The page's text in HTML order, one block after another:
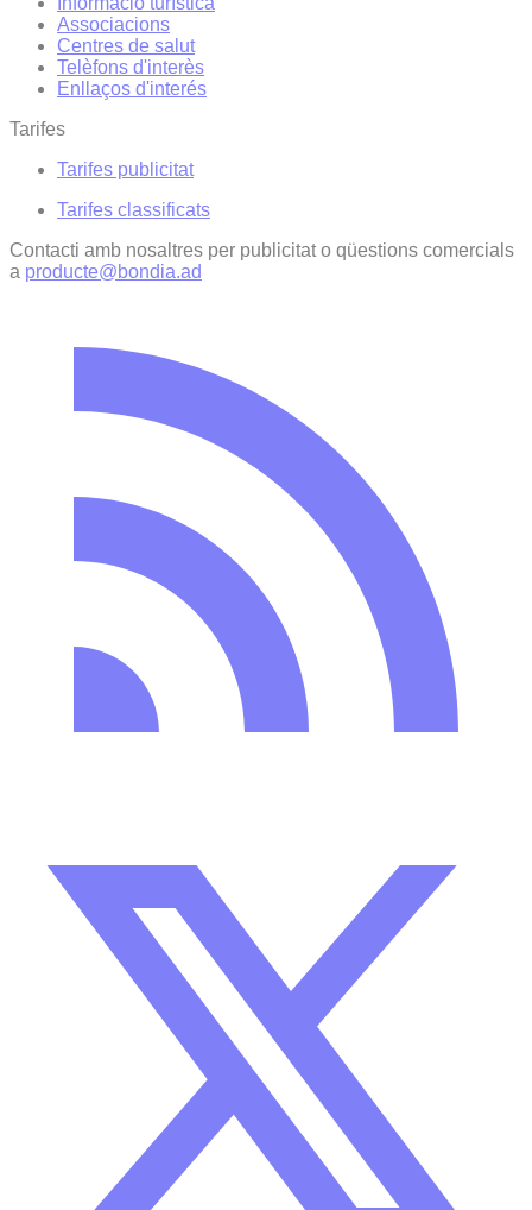
Associacions
Centres de salut
Telèfons d'interès
Enllaços d'interés
Tarifes
Tarifes publicitat
Tarifes classificats
Contacti amb nosaltres per publicitat o qüestions comercials
a producte@bondia.ad